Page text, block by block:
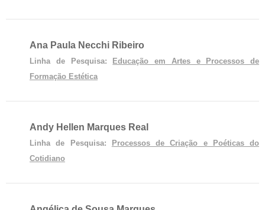
Ana Paula Necchi Ribeiro
Linha de Pesquisa:
Educação em Artes e Processos de
Formação Estética
Andy Hellen Marques Real
Linha de Pesquisa:
Processos de Criação e Poéticas do
Cotidiano